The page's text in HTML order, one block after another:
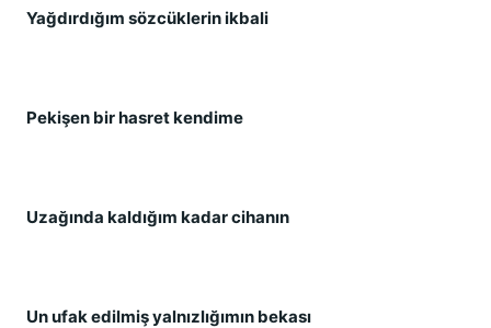
Yağdırdığım sözcüklerin ikbali
Pekişen bir hasret kendime
Uzağında kaldığım kadar cihanın
Un ufak edilmiş yalnızlığımın bekası